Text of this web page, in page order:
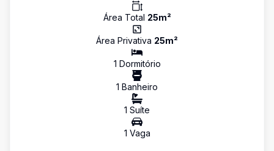
Área Total 25m²
Área Privativa 25m²
1 Dormitório
1 Banheiro
1 Suíte
1 Vaga